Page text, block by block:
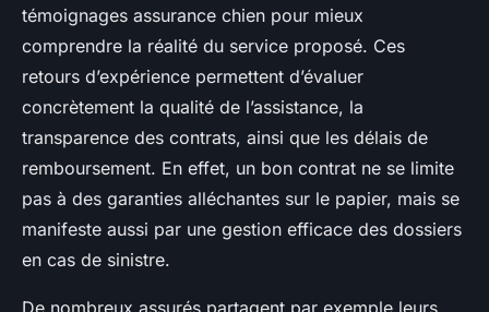
témoignages assurance chien pour mieux
comprendre la réalité du service proposé. Ces
retours d’expérience permettent d’évaluer
concrètement la qualité de l’assistance, la
transparence des contrats, ainsi que les délais de
remboursement. En effet, un bon contrat ne se limite
pas à des garanties alléchantes sur le papier, mais se
manifeste aussi par une gestion efficace des dossiers
en cas de sinistre.